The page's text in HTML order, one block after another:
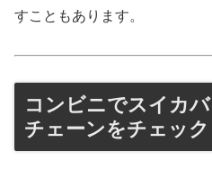
すこともあります。
コンビニでスイカ
チェーンをチェック